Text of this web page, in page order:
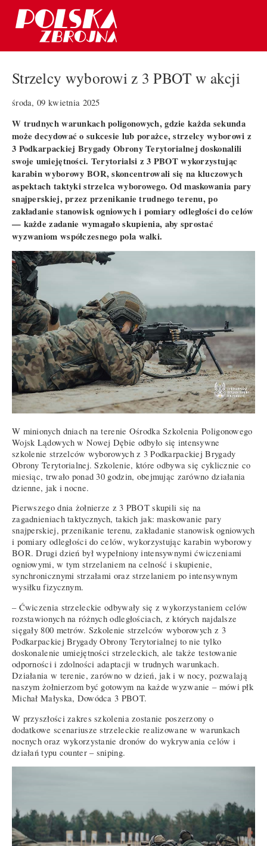
Strzelcy wyborowi z 3 PBOT w akcji
środa, 09 kwietnia 2025
W trudnych warunkach poligonowych, gdzie każda sekunda
może decydować o sukcesie lub porażce, strzelcy wyborowi z
3 Podkarpackiej Brygady Obrony Terytorialnej doskonalili
swoje umiejętności. Terytorialsi z 3 PBOT wykorzystując
karabin wyborowy BOR, skoncentrowali się na kluczowych
aspektach taktyki strzelca wyborowego. Od maskowania pary
snajperskiej, przez przenikanie trudnego terenu, po
zakładanie stanowisk ogniowych i pomiary odległości do celów
— każde zadanie wymagało skupienia, aby sprostać
wyzwaniom współczesnego pola walki.
W minionych dniach na terenie Ośrodka Szkolenia Poligonowego
Wojsk Lądowych w Nowej Dębie odbyło się intensywne
szkolenie strzelców wyborowych z 3 Podkarpackiej Brygady
Obrony Terytorialnej. Szkolenie, które odbywa się cyklicznie co
miesiąc, trwało ponad 30 godzin, obejmując zarówno działania
dzienne, jak i nocne.
Pierwszego dnia żołnierze z 3 PBOT skupili się na
zagadnieniach taktycznych, takich jak: maskowanie pary
snajperskiej, przenikanie terenu, zakładanie stanowisk ogniowych
i pomiary odległości do celów, wykorzystując karabin wyborowy
BOR. Drugi dzień był wypełniony intensywnymi ćwiczeniami
ogniowymi, w tym strzelaniem na celność i skupienie,
synchronicznymi strzałami oraz strzelaniem po intensywnym
wysiłku fizycznym.
– Ćwiczenia strzeleckie odbywały się z wykorzystaniem celów
rozstawionych na różnych odległościach, z których najdalsze
sięgały 800 metrów. Szkolenie strzelców wyborowych z 3
Podkarpackiej Brygady Obrony Terytorialnej to nie tylko
doskonalenie umiejętności strzeleckich, ale także testowanie
odporności i zdolności adaptacji w trudnych warunkach.
Działania w terenie, zarówno w dzień, jak i w nocy, pozwalają
naszym żołnierzom być gotowym na każde wyzwanie – mówi płk
Michał Małyska, Dowódca 3 PBOT.
W przyszłości zakres szkolenia zostanie poszerzony o
dodatkowe scenariusze strzeleckie realizowane w warunkach
nocnych oraz wykorzystanie dronów do wykrywania celów i
działań typu counter – sniping.